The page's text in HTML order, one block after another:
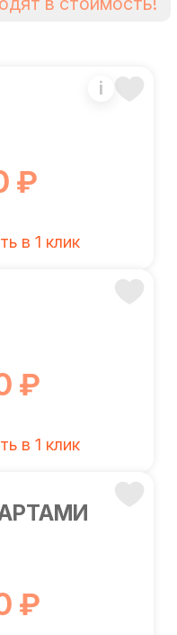
i
₽
в 1 клик
₽
в 1 клик
₽